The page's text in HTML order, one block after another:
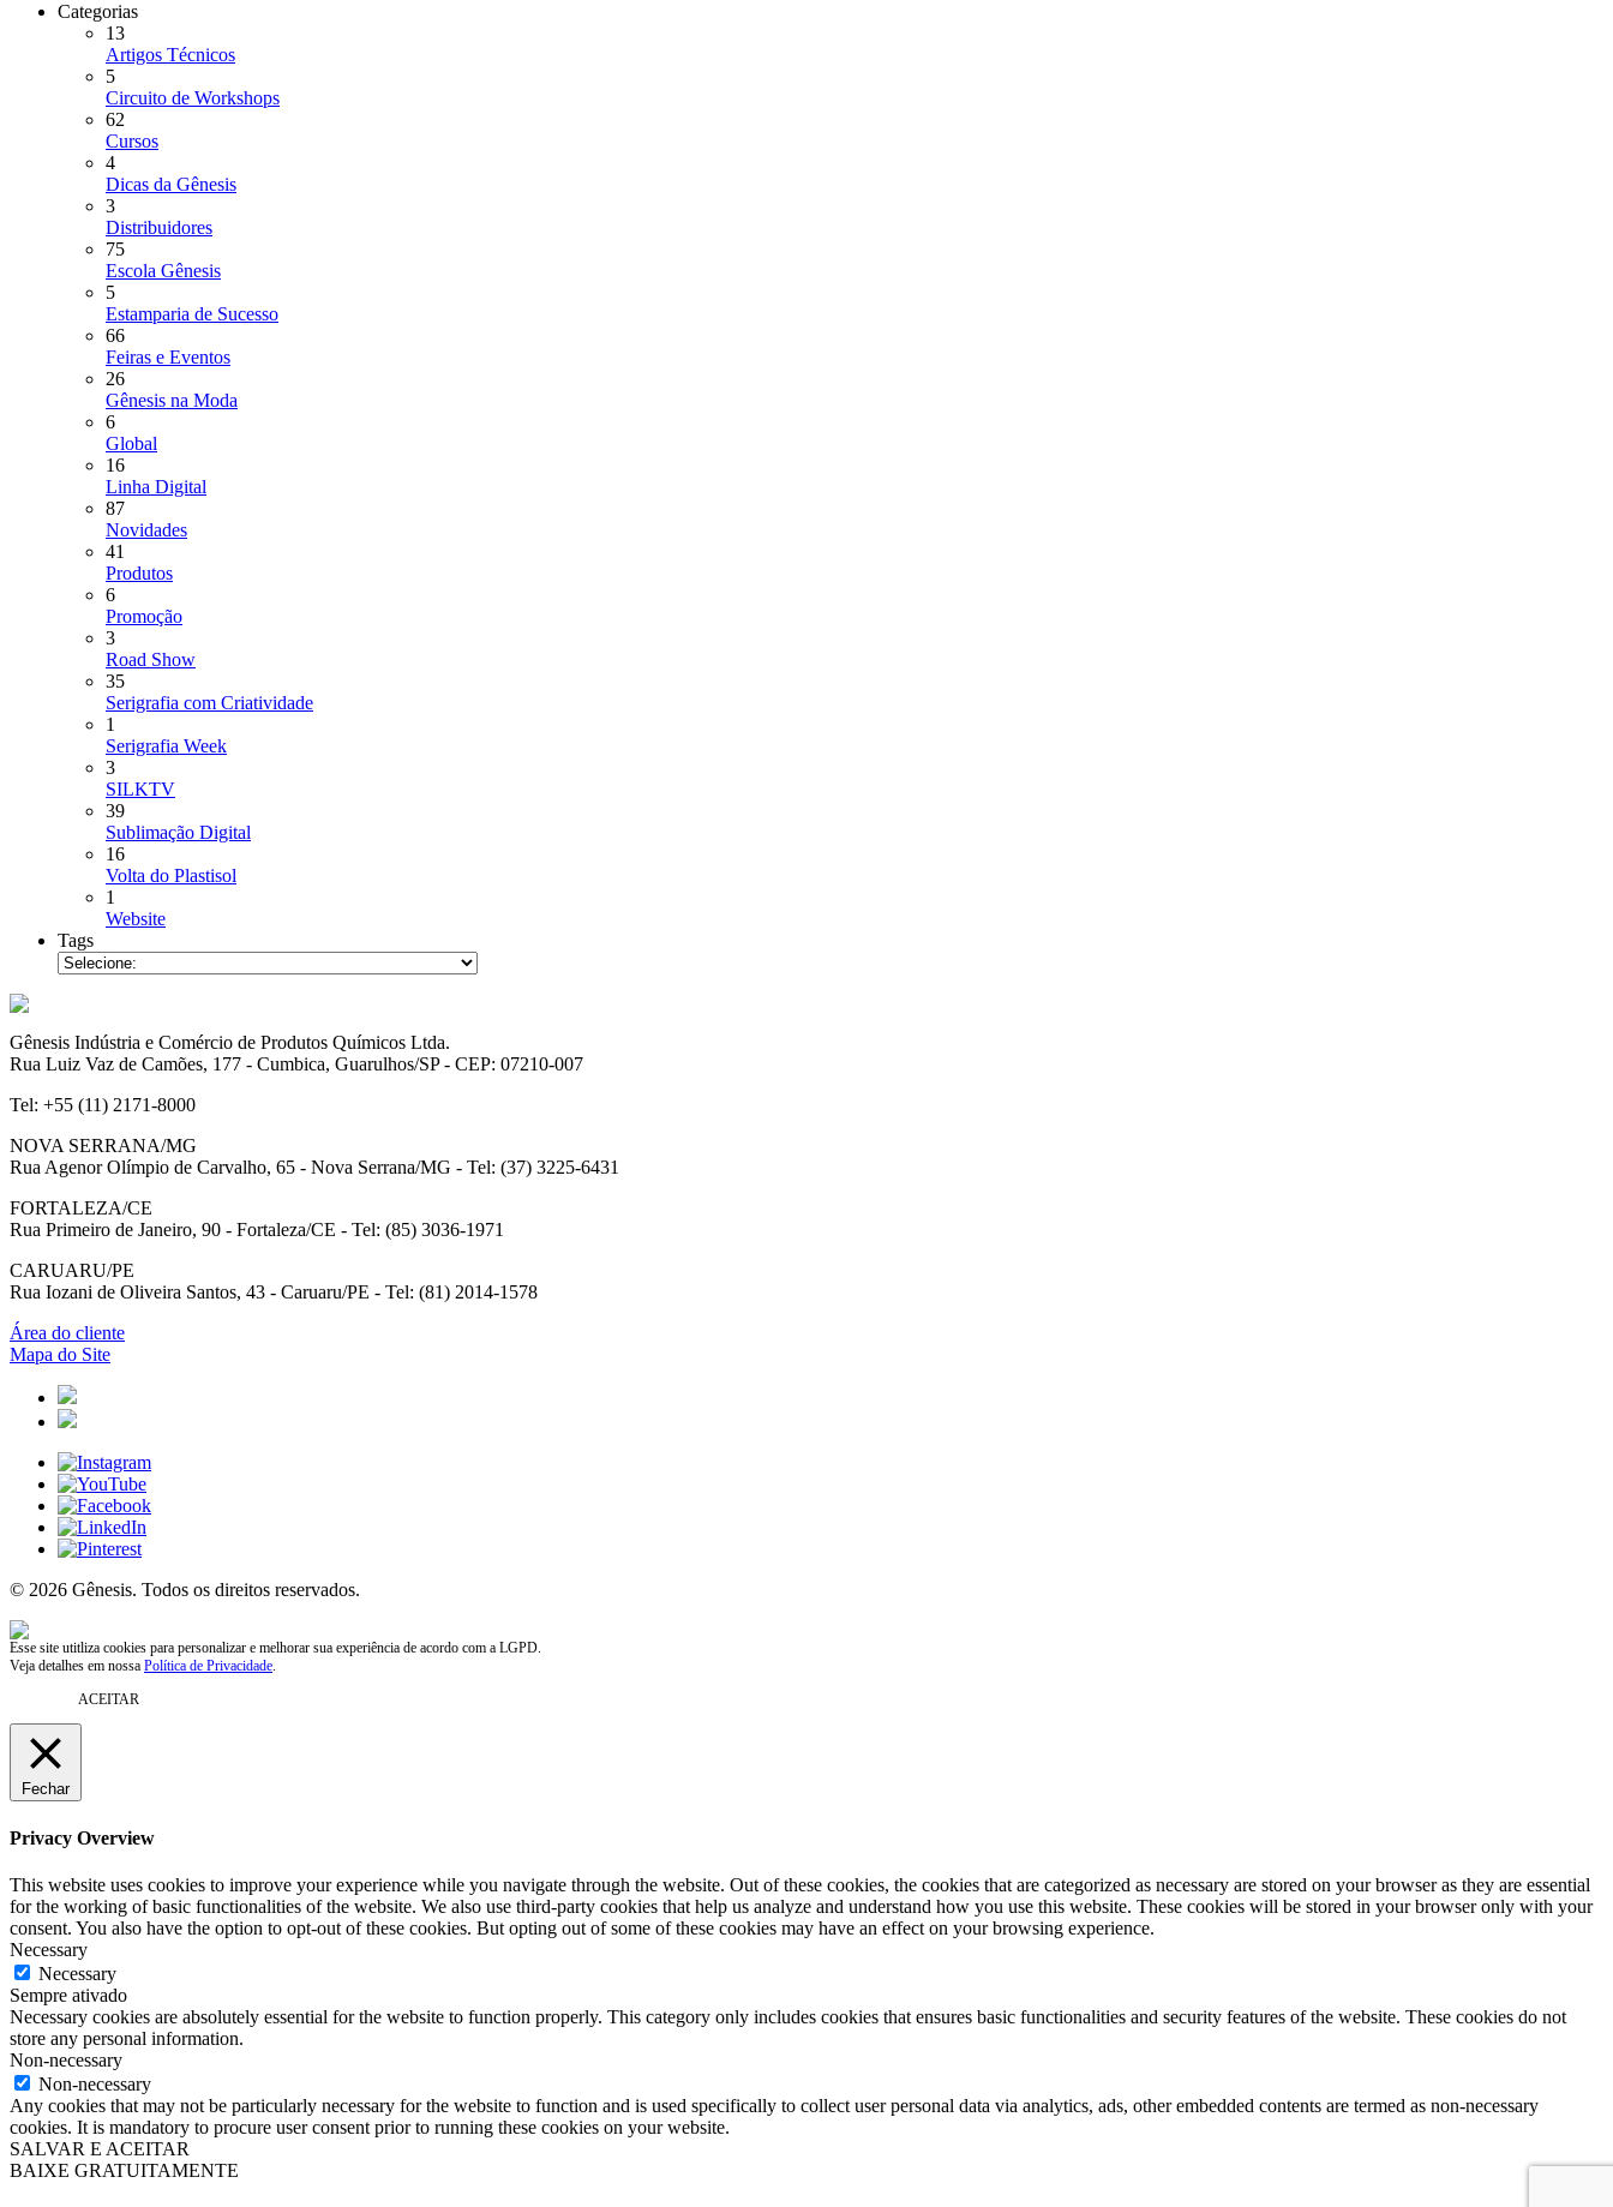
Categorias
13
Artigos Técnicos
5
Circuito de Workshops
62
Cursos
4
Dicas da Gênesis
3
Distribuidores
75
Escola Gênesis
5
Estamparia de Sucesso
66
Feiras e Eventos
26
Gênesis na Moda
6
Global
16
Linha Digital
87
Novidades
41
Produtos
6
Promoção
3
Road Show
35
Serigrafia com Criatividade
1
Serigrafia Week
3
SILKTV
39
Sublimação Digital
16
Volta do Plastisol
1
Website
Tags
Gênesis Indústria e Comércio de Produtos Químicos Ltda.
Rua Luiz Vaz de Camões, 177 - Cumbica, Guarulhos/SP - CEP: 07210-007
Tel: +55 (11) 2171-8000
NOVA SERRANA/MG
Rua Agenor Olímpio de Carvalho, 65 - Nova Serrana/MG - Tel: (37) 3225-6431
FORTALEZA/CE
Rua Primeiro de Janeiro, 90 - Fortaleza/CE - Tel: (85) 3036-1971
CARUARU/PE
Rua Iozani de Oliveira Santos, 43 - Caruaru/PE - Tel: (81) 2014-1578
Área do cliente
Mapa do Site
© 2026 Gênesis. Todos os direitos reservados.
Esse site utitliza cookies para personalizar e melhorar sua experiência de acordo com a LGPD.
Veja detalhes em nossa Política de Privacidade.
ACEITAR
Fechar
Privacy Overview
This website uses cookies to improve your experience while you navigate through the website. Out of these cookies, the cookies that are categorized as necessary are stored on your browser as they are essential
for the working of basic functionalities of the website. We also use third-party cookies that help us analyze and understand how you use this website. These cookies will be stored in your browser only with your
consent. You also have the option to opt-out of these cookies. But opting out of some of these cookies may have an effect on your browsing experience.
Necessary
Necessary
Sempre ativado
Necessary cookies are absolutely essential for the website to function properly. This category only includes cookies that ensures basic functionalities and security features of the website. These cookies do not
store any personal information.
Non-necessary
Non-necessary
Any cookies that may not be particularly necessary for the website to function and is used specifically to collect user personal data via analytics, ads, other embedded contents are termed as non-necessary
cookies. It is mandatory to procure user consent prior to running these cookies on your website.
SALVAR E ACEITAR
BAIXE GRATUITAMENTE